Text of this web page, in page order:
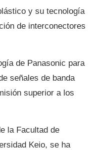
y su tecnología
de interconectores
de Panasonic para
señales de banda
superior a los
la Facultad de
Keio, se ha